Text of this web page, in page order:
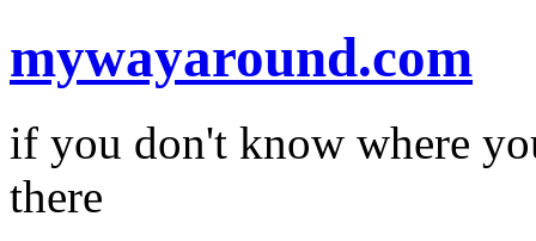
mywayaround.com
if you don't know where
there